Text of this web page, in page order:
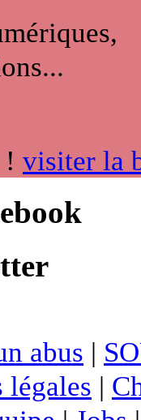
visiter la
abus |
légales |